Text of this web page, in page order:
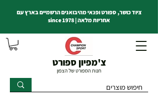
צ'מפיון ספורט
חנות הספורט של הצפון
ציוד כושר, ספורט ופנאי מהיבואנים הרשמיים בארץ עם
אחריות מלאה | since 1978